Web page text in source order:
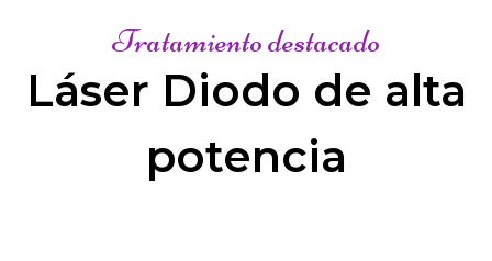
Tratamiento destacado
Láser Diodo de alta
potencia